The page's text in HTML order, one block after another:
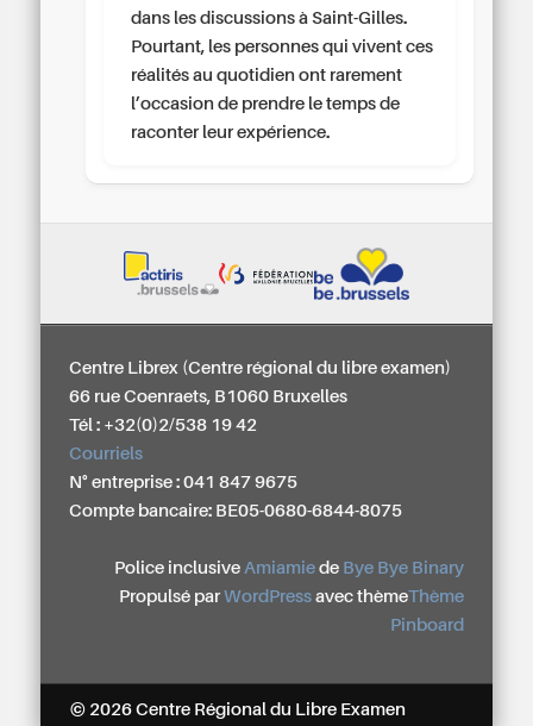
dans les discussions à Saint-Gilles.
Pourtant, les personnes qui vivent ces
réalités au quotidien ont rarement
l’occasion de prendre le temps de
raconter leur expérience.
Centre Librex (Centre régional du libre examen)
66 rue Coenraets, B1060 Bruxelles
Tél : +32(0)2/538 19 42
Courriels
N° entreprise : 041 847 9675
Compte bancaire: BE05-0680-6844-8075
Police inclusive Amiamiede Bye Bye Binary
Propulsé par WordPressavec thèmeThème
Pinboard
© 2026 Centre Régional du Libre Examen